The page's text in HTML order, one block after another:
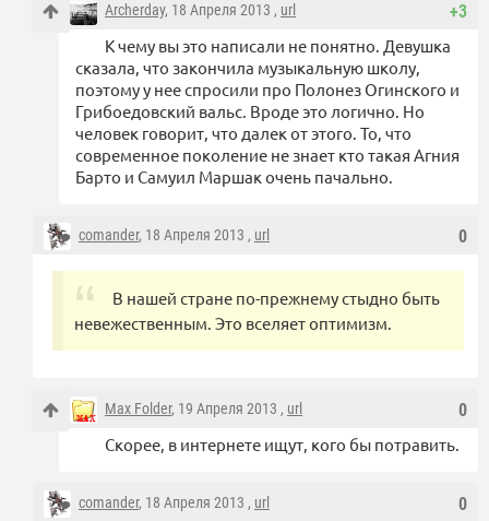
+3
Archerday, 18 Апреля 2013 , url
К чему вы это написали не понятно. Девушка
сказала, что закончила музыкальную школу,
поэтому у нее спросили про Полонез Огинского и
Грибоедовский вальс. Вроде это логично. Но
человек говорит, что далек от этого. То, что
современное поколение не знает кто такая Агния
Барто и Самуил Маршак очень пачально.
0
comander, 18 Апреля 2013 , url
В нашей стране по-прежнему стыдно быть
невежественным. Это вселяет оптимизм.
0
Max Folder, 19 Апреля 2013 , url
Скорее, в интернете ищут, кого бы потравить.
0
comander, 18 Апреля 2013 , url